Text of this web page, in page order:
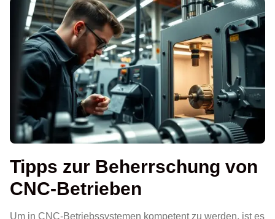
Tipps zur Beherrschung von
CNC-Betrieben
Um in CNC-Betriebssystemen kompetent zu werden, ist es